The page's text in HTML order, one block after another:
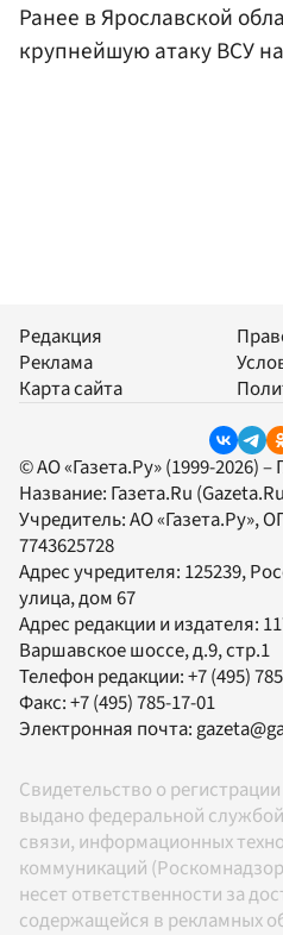
Ранее в Ярославской
крупнейшую атаку ВСУ
Редакция
Реклама
Карта сайта
© АО «Газета.Ру» (1999-2026)
Название: Газета.Ru
Учредитель:АО «Газета.Ру»,
7743625728
Адрес учредителя: 125239,
улица, дом 67
Адрес редакции и издателя:
Варшавское шоссе, д.9, стр.1
Телефон редакции:+7 (495)
Факс:+7 (495) 785-17-01
Электронная почта:
Свидетельство о
выдано федеральной
связи, информационных
коммуникаций
несет ответственности за
содержащейся в рекламных